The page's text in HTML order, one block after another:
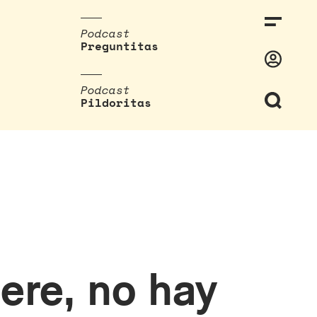
Podcast
Preguntitas
Podcast
Pildoritas
no hay